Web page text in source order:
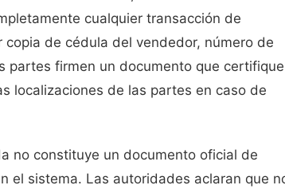
cualquier transacción de
de cédula del vendedor, número de
partes firmen un documento que certifique
localizaciones de las partes en caso de
no constituye un documento oficial de
el sistema. Las autoridades aclaran que